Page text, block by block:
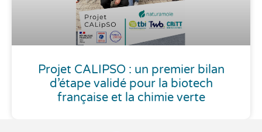
Projet CALIPSO : un premier bilan
d’étape validé pour la biotech
française et la chimie verte